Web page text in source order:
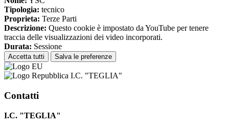
Tipologia: tecnico
Proprieta: Terze Parti
Descrizione: Questo cookie è impostato da YouTube per tenere
traccia delle visualizzazioni dei video incorporati.
Durata: Sessione
Accetta tutti Salva le preferenze
I.C. "TEGLIA"
Contatti
I.C. "TEGLIA"